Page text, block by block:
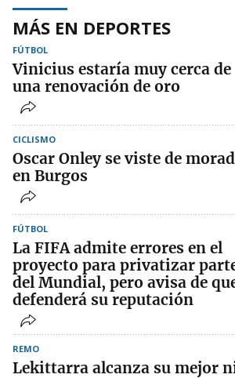
MÁS EN DEPORTES
FÚTBOL
Vinicius estaría muy cerca de
una renovación de oro
CICLISMO
Oscar Onley se viste de
en Burgos
FÚTBOL
La FIFA admite errores en el
proyecto para privatizar
del Mundial, pero avisa de
defenderá su reputación
REMO
Lekittarra alcanza su mejor